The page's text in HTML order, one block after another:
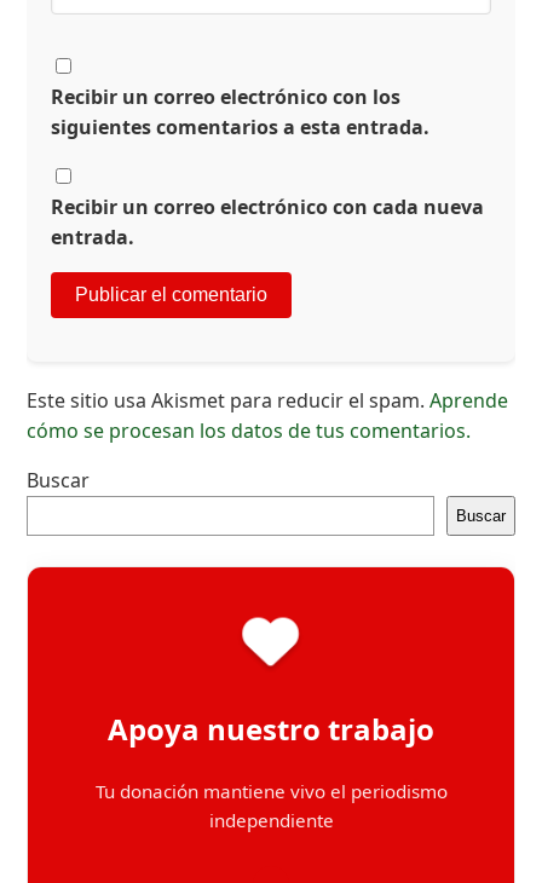
Recibir un correo electrónico con los
siguientes comentarios a esta entrada.
Recibir un correo electrónico con cada nueva
entrada.
Este sitio usa Akismet para reducir el spam.Aprende
cómo se procesan los datos de tus comentarios.
Buscar
Buscar
Apoya nuestro trabajo
Tu donación mantiene vivo el periodismo
independiente